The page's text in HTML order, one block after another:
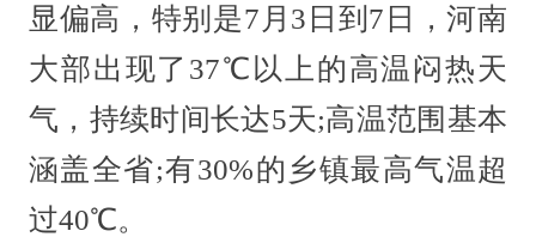
显偏高，特别是7月3日到7日，河南
大部出现了37℃以上的高温闷热天
气，持续时间长达5天;高温范围基本
涵盖全省;有30%的乡镇最高气温超
过40℃。